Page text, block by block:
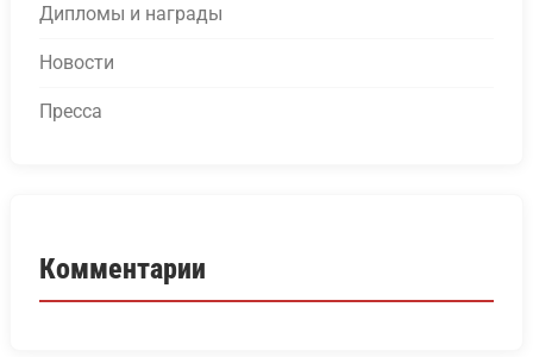
Дипломы и награды
Новости
Пресса
Комментарии